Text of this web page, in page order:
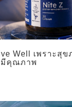
Well เพราะสุ
มีคุณภาพ